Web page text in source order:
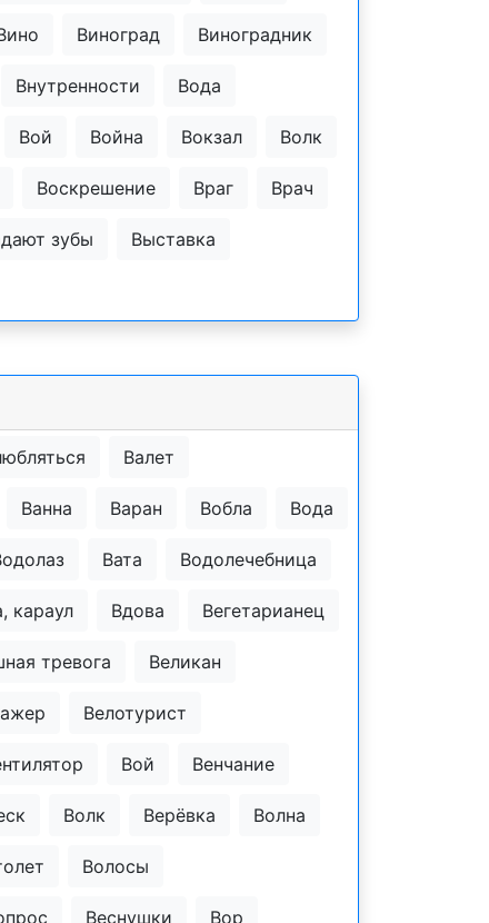
Виноград Виноградник
Внутренности Вода
Вой Война Вокзал Волк
Воскрешение Враг Врач
зубы Выставка
Валет
Ванна Варан Вобла Вода
Вата Водолечебница
караул Вдова Вегетарианец
тревога Великан
Велотурист
Вой Венчание
Волк Верёвка Волна
Волосы
Веснушки Вор